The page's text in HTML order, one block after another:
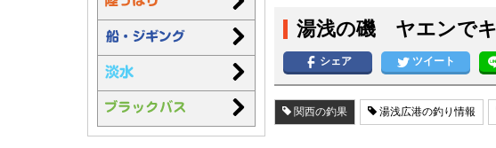
湯浅の磯 ヤエンで
シェア ツイート
関西の釣果 湯浅広港の釣り情報